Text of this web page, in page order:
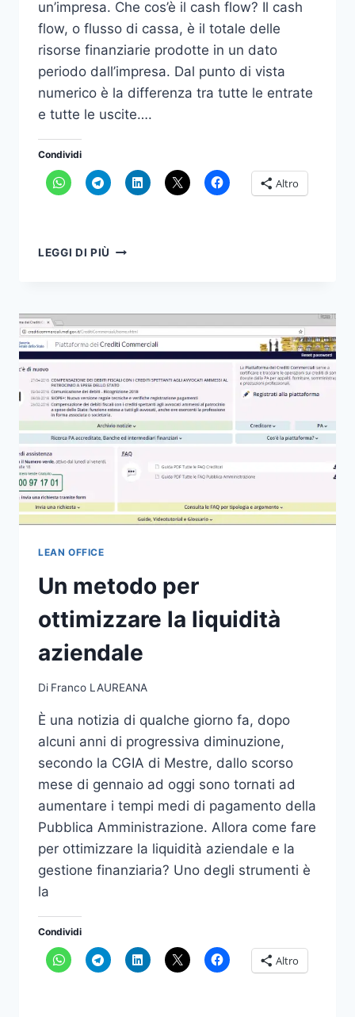
un’impresa. Che cos’è il cash flow? Il cash
flow, o flusso di cassa, è il totale delle
risorse finanziarie prodotte in un dato
periodo dall’impresa. Dal punto di vista
numerico è la differenza tra tutte le entrate
e tutte le uscite….
Condividi
Altro
LEGGI DI PIÙ DELLA
VOGLIAMO
PARLARE?
LEAN OFFICE
Un metodo per
ottimizzare la liquidità
aziendale
Di Franco LAUREANA
È una notizia di qualche giorno fa, dopo
alcuni anni di progressiva diminuzione,
secondo la CGIA di Mestre, dallo scorso
mese di gennaio ad oggi sono tornati ad
aumentare i tempi medi di pagamento della
Pubblica Amministrazione. Allora come fare
per ottimizzare la liquidità aziendale e la
gestione finanziaria? Uno degli strumenti è
la
Condividi
Altro